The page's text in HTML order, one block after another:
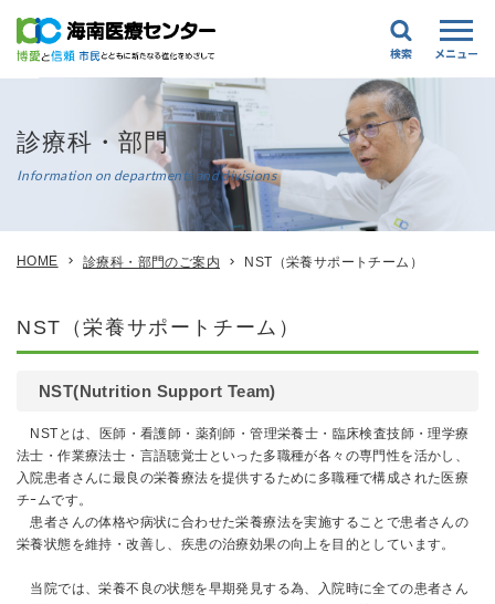
診療科・部門
Information on departments and divisions
HOME 診療科・部門のご案内 NST（栄養サポートチーム）
NST（栄養サポートチーム）
NST(Nutrition Support Team)
NSTとは、医師・看護師・薬剤師・管理栄養士・臨床検査技師・理学療
法士・作業療法士・言語聴覚士といった多職種が各々の専門性を活かし、
入院患者さんに最良の栄養療法を提供するために多職種で構成された医療
チｰムです。
患者さんの体格や病状に合わせた栄養療法を実施することで患者さんの
栄養状態を維持・改善し、疾患の治療効果の向上を目的としています。
当院では、栄養不良の状態を早期発見する為、入院時に全ての患者さん